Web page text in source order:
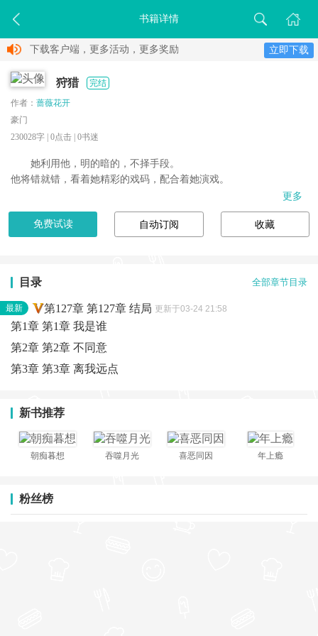
书籍详情
下载客户端，更多活动，更多奖励 立即下载
狩猎
完结
作者： 蔷薇花开
豪门
230028字 | 0点击 | 0书迷
她利用他，明的暗的，不择手段。
他将错就错，看着她精彩的戏码，配合着她演戏。
更多
免费试读 自动订阅 收藏
目录 全部章节目录
最新 第127章 第127章 结局 更新于03-24 21:58
第1章 第1章 我是谁
第2章 第2章 不同意
第3章 第3章 离我远点
新书推荐
朝痴暮想 吞噬月光 喜恶同因 年上瘾
粉丝榜